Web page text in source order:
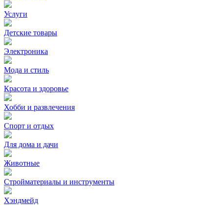
Услуги
Детские товары
Электроника
Мода и стиль
Красота и здоровье
Хобби и развлечения
Спорт и отдых
Для дома и дачи
Животные
Стройматериалы и инструменты
Хэндмейд